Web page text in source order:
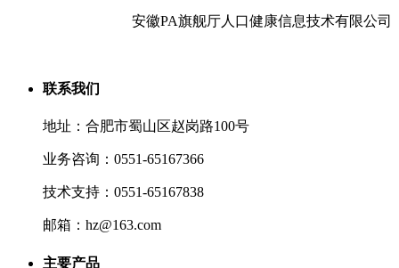
安徽PA旗舰厅人口健康信息技术有限公司
联系我们
地址：合肥市蜀山区赵岗路100号
业务咨询：0551-65167366
技术支持：0551-65167838
邮箱：hz@163.com
主要产品